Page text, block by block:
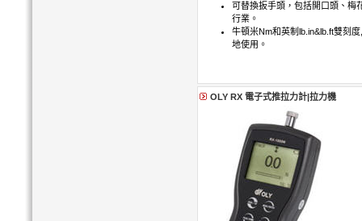
可替換扳手頭，包括開口頭、梅
行業。
牛頓米Nm和英制lb.in&lb.ft雙刻
地使用。
OLY RX 電子式推拉力計|拉力機